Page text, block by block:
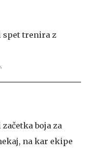
boja za
na kar ekipe